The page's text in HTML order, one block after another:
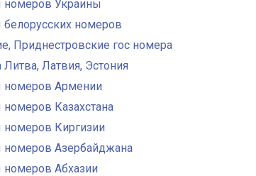
номеров Украины
номеров
Приднестровские гос номера
Литва, Латвия, Эстония
номеров Армении
Казахстана
Киргизии
номеров Азербайджана
Абхазии